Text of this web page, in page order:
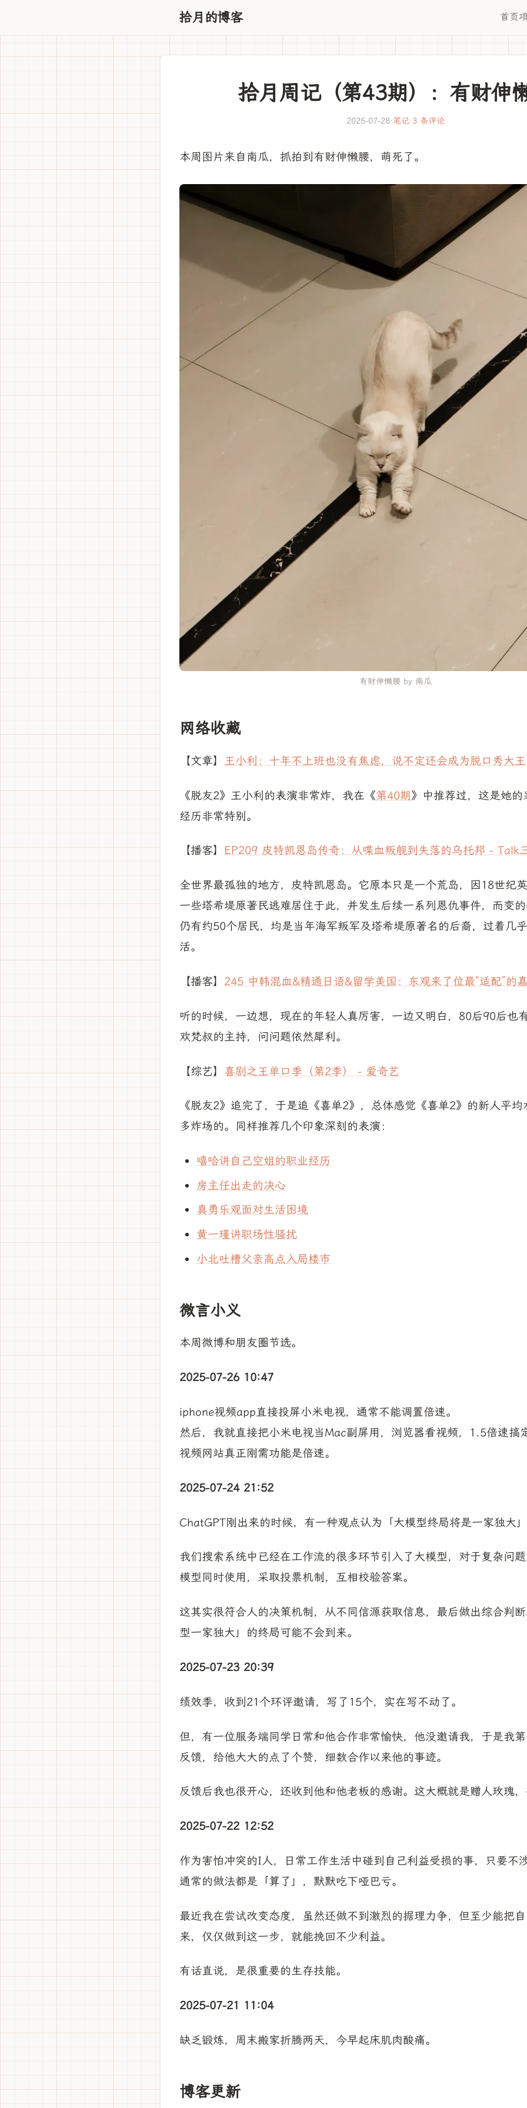
拾月的博客 首页
拾月周记（第43期）：有财伸
2025-07-28·笔记·3 条评论
本周图片来自南瓜，抓拍到有财伸懒腰，萌死了。
有财伸懒腰 by 南瓜
网络收藏
【文章】 王小利：十年不上班也没有焦虑，说不定还会成为脱口秀大
《脱友2》王小利的表演非常炸，我在《第40期》中推荐过，这是她
经历非常特别。
【播客】 EP209 皮特凯恩岛传奇：从喋血叛舰到失落的乌托邦 - Talk
全世界最孤独的地方，皮特凯恩岛。它原本只是一个荒岛，因18世纪
一些塔希堤原著民逃难居住于此，并发生后续一系列恩仇事件，而变
仍有约50个居民，均是当年海军叛军及塔希堤原著名的后裔，过着几
活。
【播客】 245 中韩混血&精通日语&留学美国：东观来了位最“适配”的
听的时候，一边想，现在的年轻人真厉害，一边又明白，80后90后也
欢梵叔的主持，问问题依然犀利。
【综艺】 喜剧之王单口季（第2季） - 爱奇艺
《脱友2》追完了，于是追《喜单2》，总体感觉《喜单2》的新人平
多炸场的。同样推荐几个印象深刻的表演：
嘻哈讲自己空姐的职业经历
房主任出走的决心
真勇乐观面对生活困境
黄一瑾讲职场性骚扰
小北吐槽父亲高点入局楼市
微言小义
本周微博和朋友圈节选。
2025-07-26 10:47
iphone视频app直接投屏小米电视，通常不能调置倍速。
然后，我就直接把小米电视当Mac副屏用，浏览器看视频，1.5倍速搞
视频网站真正刚需功能是倍速。 ​​​
2025-07-24 21:52
ChatGPT刚出来的时候，有一种观点认为「大模型终局将是一家独大
我们搜索系统中已经在工作流的很多环节引入了大模型，对于复杂问
模型同时使用，采取投票机制，互相校验答案。
这其实很符合人的决策机制，从不同信源获取信息，最后做出综合判
型一家独大」的终局可能不会到来。
2025-07-23 20:39
绩效季，收到21个环评邀请，写了15个，实在写不动了。
但，有一位服务端同学日常和他合作非常愉快，他没邀请我，于是我
反馈，给他大大的点了个赞，细数合作以来他的事迹。
反馈后我也很开心，还收到他和他老板的感谢。这大概就是赠人玫瑰
2025-07-22 12:52
作为害怕冲突的I人，日常工作生活中碰到自己利益受损的事，只要不
通常的做法都是「算了」，默默吃下哑巴亏。
最近我在尝试改变态度，虽然还做不到激烈的据理力争，但至少能把
来，仅仅做到这一步，就能挽回不少利益。
有话直说，是很重要的生存技能。
2025-07-21 11:04
缺乏锻炼，周末搬家折腾两天，今早起床肌肉酸痛。
博客更新